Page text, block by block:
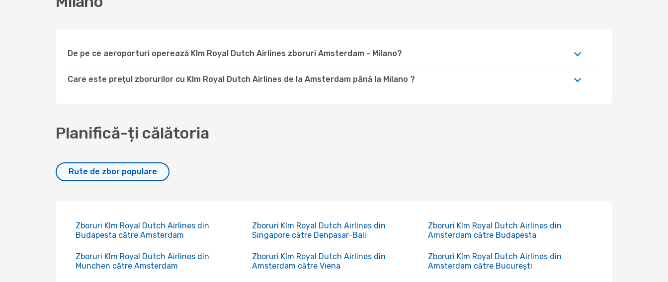
De pe ce aeroporturi operează Klm Royal Dutch Airlines zboruri Amsterdam - Milano?
Care este prețul zborurilor cu Klm Royal Dutch Airlines de la Amsterdam până la Milano ?
Planifică-ți călătoria
Rute de zbor populare
Zboruri Klm Royal Dutch Airlines din
Budapesta către Amsterdam
Zboruri Klm Royal Dutch Airlines din
Singapore către Denpasar-Bali
Zboruri Klm Royal Dutch Airlines din
Amsterdam către Budapesta
Zboruri Klm Royal Dutch Airlines din
Munchen către Amsterdam
Zboruri Klm Royal Dutch Airlines din
Amsterdam către Viena
Zboruri Klm Royal Dutch Airlines din
Amsterdam către București